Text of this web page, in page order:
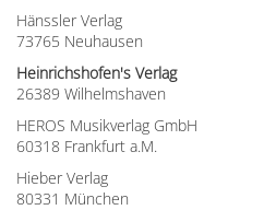
Hänssler Verlag
73765 Neuhausen
Heinrichshofen's Verlag
26389 Wilhelmshaven
HEROS Musikverlag GmbH
60318 Frankfurt a.M.
Hieber Verlag
80331 München